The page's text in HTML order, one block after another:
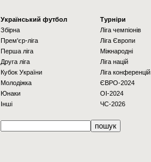
Українcький футбол
Збірна
Прем'єр-ліга
Перша ліга
Друга ліга
Кубок України
Молодіжка
Юнаки
Інші
Турніри
Ліга чемпіонів
Ліга Європи
Міжнародні
Ліга націй
Ліга конференцій
ЄВРО-2024
OI-2024
ЧС-2026